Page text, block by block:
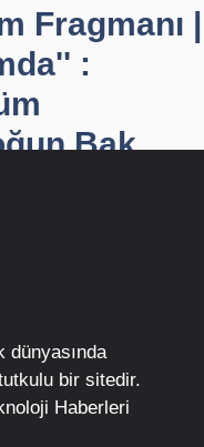
Fragmanı |
:
Bak...
dünyasında
bir sitedir.
Haberleri